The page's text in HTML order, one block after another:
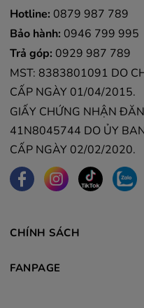
Hotline: 0879 987 789
Bảo hành: 0946 799 995
Trả góp: 0929 987 789
MST: 8383801091 DO
CẤP NGÀY 01/04/2015.
GIẤY CHỨNG NHẬN
41N8045744 DO ỦY
CẤP NGÀY 02/02/2020.
CHÍNH SÁCH
FANPAGE